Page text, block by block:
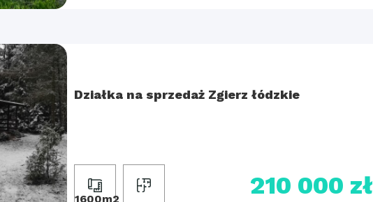
Działka na sprzedaż Zgierz łódzkie
1600m2 210 000 zł